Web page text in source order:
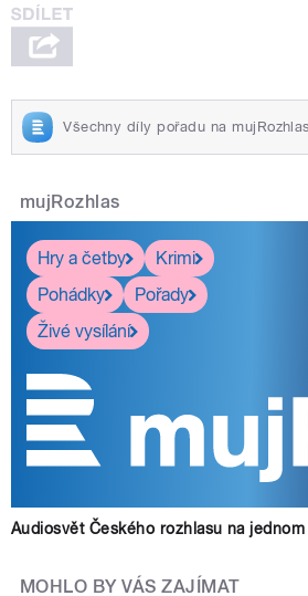
Všechny díly pořadu na mujRozhlas
mujRozhlas
Hry a četby
Krimi
Pohádky
Pořady
Živé vysílání
Audiosvět Českého rozhlasu na
MOHLO BY VÁS ZAJÍMAT